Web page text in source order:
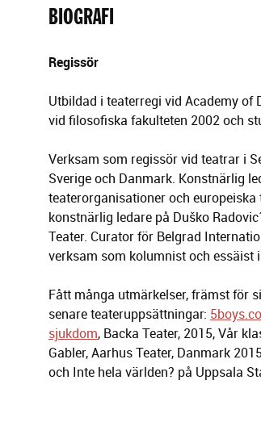
BIOGRAFI
Regissör
Utbildad i teaterregi vid Academy of
vid filosofiska fakulteten 2002 och
Verksam som regissör vid teatrar i
Sverige och Danmark. Konstnärlig
teaterorganisationer och
konstnärlig ledare på Duško
Teater. Curator för Belgrad
verksam som kolumnist och essäist
Fått många utmärkelser, främst för
senare teateruppsättningar:
sjukdom, Backa Teater, 2015, Vår
Gabler, Aarhus Teater, Danmark
och Inte hela världen? på Uppsala